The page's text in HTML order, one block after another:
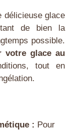
délicieuse glace
de bien la
possible.
votre glace au
tout en
: Pour